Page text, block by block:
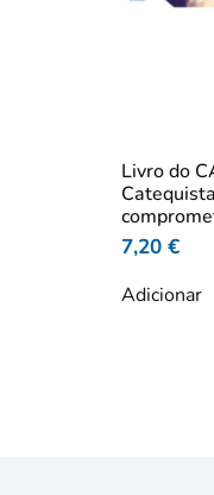
Livro do
7,20 €
Adicionar